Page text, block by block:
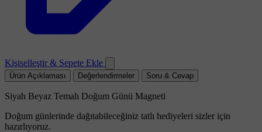
Kişiselleştir & Sepete Ekle
Ürün Açıklaması Değerlendirmeler Soru & Cevap
Siyah Beyaz Temalı Doğum Günü Magneti
Doğum günlerinde dağıtabileceğiniz tatlı hediyeleri sizler için
hazırlıyoruz.